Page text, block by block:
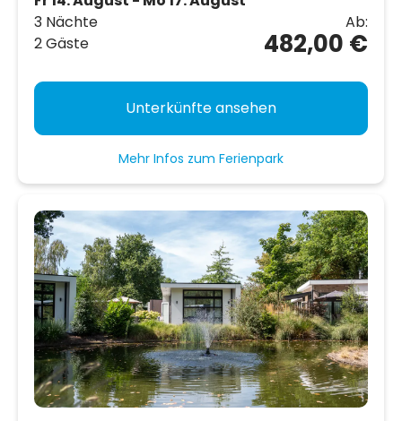
3 Nächte
2 Gäste
Ab:
482,00 €
Unterkünfte ansehen
Mehr Infos zum Ferienpark